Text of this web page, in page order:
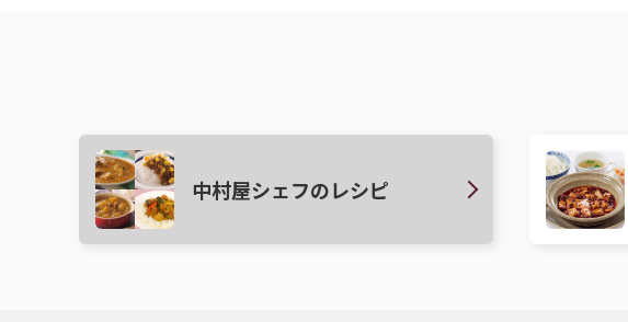
中村屋シェフのレシピ